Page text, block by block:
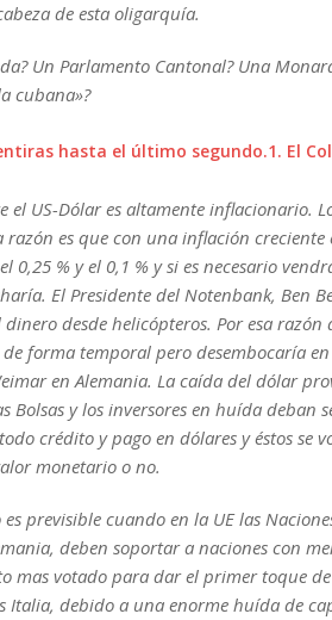
de esta oligarquía.
Un Parlamento Cantonal? Una
cubana»?
hasta el último segundo.1. El
el US-Dólar es altamente inflacionario.
es que con una inflación creciente
0,25 % y el 0,1 % y si es necesario
El Presidente del Notenbank, Ben
desde helicópteros. Por esa razón
forma temporal pero desembocaría
en Alemania. La caída del dólar
y los inversores en huída deban
crédito y pago en dólares y éstos se
monetario o no.
previsible cuando en la UE las
deben soportar a naciones con
mas votado para dar el primer toque
Italia, debido a una enorme huída de